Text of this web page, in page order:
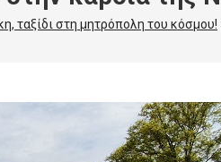
ταξίδι στη μητρόπολη του κόσμου!